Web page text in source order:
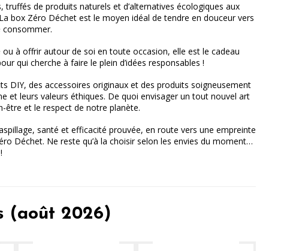
truffés de produits naturels et d’alternatives écologiques aux
box Zéro Déchet est le moyen idéal de tendre en douceur vers
consommer.
à offrir autour de soi en toute occasion, elle est le cadeau
qui cherche à faire le plein d’idées responsables !
DIY, des accessoires originaux et des produits soigneusement
et leurs valeurs éthiques. De quoi envisager un tout nouvel art
être et le respect de notre planète.
santé et efficacité prouvée, en route vers une empreinte
Déchet. Ne reste qu’à la choisir selon les envies du moment…
(août 2026)